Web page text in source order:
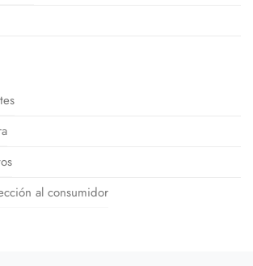
al consumidor